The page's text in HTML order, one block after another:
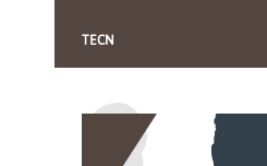
TECN